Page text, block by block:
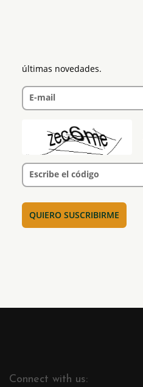
últimas novedades.
E-mail
Escribe el código
Connect with us: